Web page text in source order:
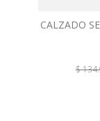
CALZADO
$